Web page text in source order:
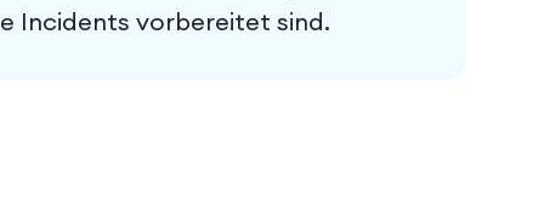
Incidents vorbereitet sind.